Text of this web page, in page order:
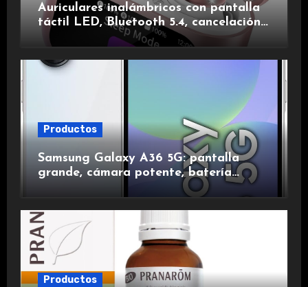
Auriculares inalámbricos con pantalla
táctil LED, Bluetooth 5.4, cancelación
de ruido, impermeables y de larga
duración.
Productos
Samsung Galaxy A36 5G: pantalla
grande, cámara potente, batería
duradera y carga rápida para una
experiencia premium.
Productos